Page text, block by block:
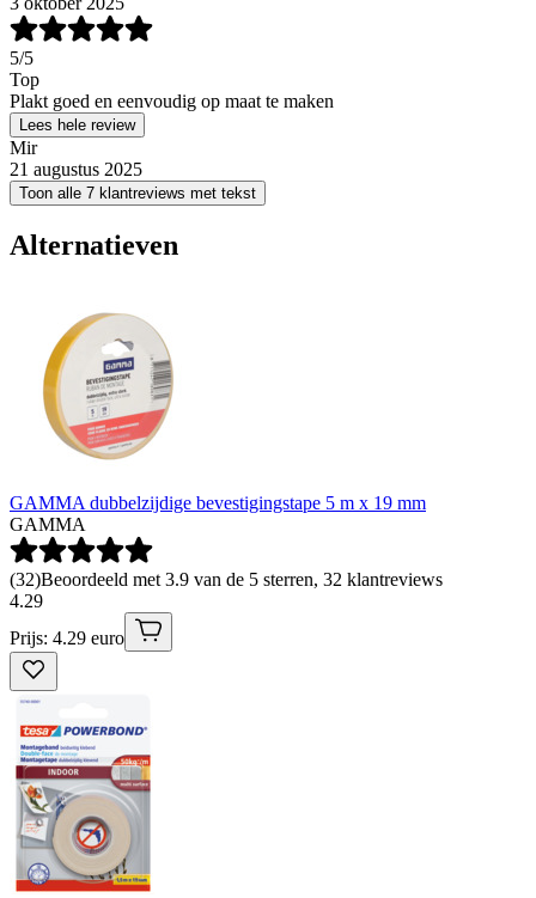
5/5
Top
Plakt goed en eenvoudig op maat te maken
Lees hele review
Mir
21 augustus 2025
Toon alle 7 klantreviews met tekst
Alternatieven
GAMMA dubbelzijdige bevestigingstape 5 m x 19 mm
GAMMA
(32)Beoordeeld met 3.9 van de 5 sterren, 32 klantreviews
4.29
Prijs: 4.29 euro